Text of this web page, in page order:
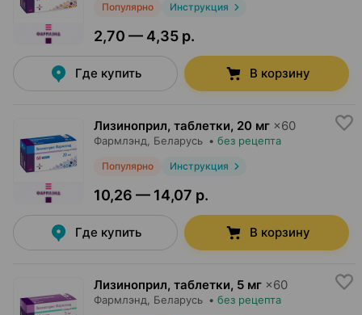
Популярно Инструкция
2,70 — 4,35 р.
Где купить В корзину
Лизиноприл, таблетки, 20 мг ×60
Фармлэнд , Беларусь • без рецепта
Популярно Инструкция
10,26 — 14,07 р.
Где купить В корзину
Лизиноприл, таблетки, 5 мг ×60
Фармлэнд , Беларусь • без рецепта